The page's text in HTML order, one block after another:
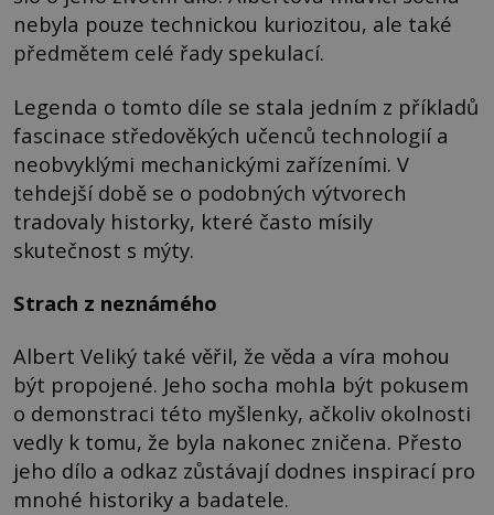
nebyla pouze technickou kuriozitou, ale také
předmětem celé řady spekulací.
Legenda o tomto díle se stala jedním z příkladů
fascinace středověkých učenců technologií a
neobvyklými mechanickými zařízeními. V
tehdejší době se o podobných výtvorech
tradovaly historky, které často mísily
skutečnost s mýty.
Strach z neznámého
Albert Veliký také věřil, že věda a víra mohou
být propojené. Jeho socha mohla být pokusem
o demonstraci této myšlenky, ačkoliv okolnosti
vedly k tomu, že byla nakonec zničena. Přesto
jeho dílo a odkaz zůstávají dodnes inspirací pro
mnohé historiky a badatele.